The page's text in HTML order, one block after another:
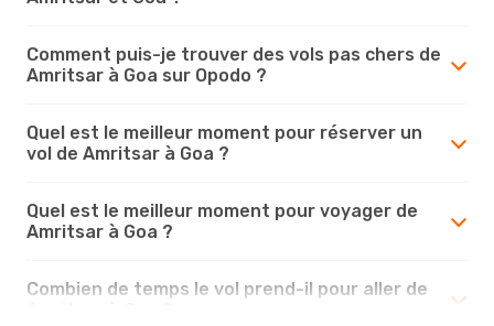
Comment puis-je trouver des vols pas chers de
Amritsar à Goa sur Opodo ?
Quel est le meilleur moment pour réserver un
vol de Amritsar à Goa ?
Quel est le meilleur moment pour voyager de
Amritsar à Goa ?
Combien de temps le vol prend-il pour aller de